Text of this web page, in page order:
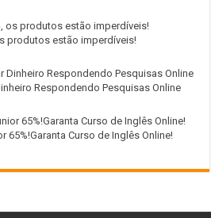
produtos estão imperdíveis!
Respondendo Pesquisas Online
65%!Garanta Curso de Inglês Online!